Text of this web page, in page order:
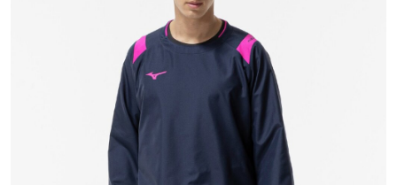
サッカー／フットサル
トレーニング